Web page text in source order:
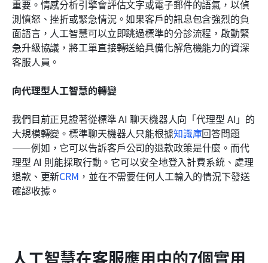
重要。情感分析引擎會評估文字或電子郵件的語氣，以偵
測憤怒、挫折或緊急情況。如果客戶的訊息包含強烈的負
面語言，人工智慧可以立即跳過標準的分診流程，啟動緊
急升級協議，將工單直接轉送給具備化解危機能力的資深
客服人員。
向代理型人工智慧的轉變
我們目前正見證著從標準 AI 聊天機器人向「代理型 AI」的
大規模轉變。標準聊天機器人只能根據知識庫回答問題
——例如，它可以告訴客戶公司的退款政策是什麼。而代
理型 AI 則能採取行動。它可以安全地登入計費系統、處理
退款、更新CRM ，並在不需要任何人工輸入的情況下發送
確認收據。
人工智慧在客服應用中的7個實用